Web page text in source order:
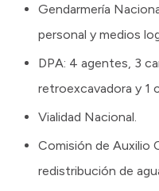
Gendarmería
personal y medios
DPA: 4 agentes, 3
retroexcavadora y 1
Vialidad Nacional.
Comisión de Auxilio
redistribución de